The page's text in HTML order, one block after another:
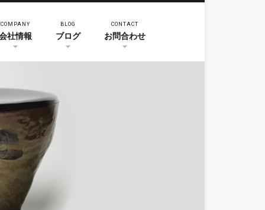
COMPANY
社情報
BLOG
ブログ
CONTACT
お問合わせ